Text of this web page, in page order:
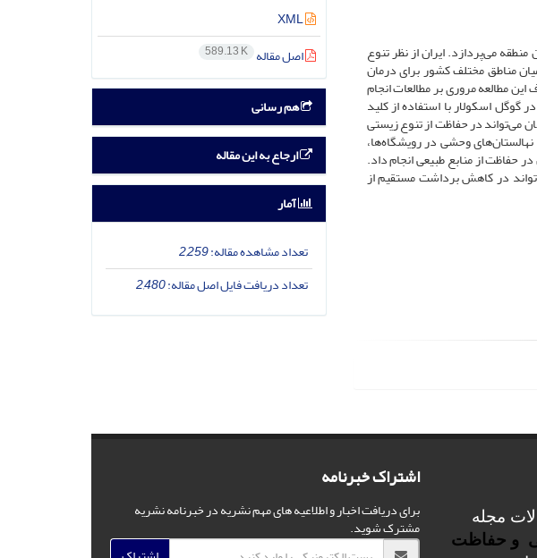
می‌پردازد. ایران از نظر تنوع
مناطق مختلف کشور برای درمان
مطالعه مروری بر مطالعات انجام
اسکولار با استفاده از کلید
می‌تواند در حفاظت از تنوع زیستی
وحشی در رویشگاه‌ها،
از منابع طبیعی انجام داد.
در کاهش برداشت مستقیم از
XML
اصل مقاله 589.13 K
هم رسانی
ارجاع به این مقاله
آمار
تعداد مشاهده مقاله:2,259
تعداد دریافت فایل اصل مقاله:2,480
مجله
و حفاظت
اشتراک خبرنامه
برای دریافت اخبار و اطلاعیه های مهم نشریه در خبرنامه نشریه
مشترک شوید.